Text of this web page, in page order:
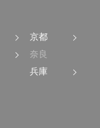
京都
奈良
兵庫